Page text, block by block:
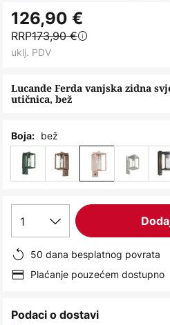
to
the
beginning
the
images
Lucande Ferda vanjska zidna
utičnica, bež
126,90 €
RRP173,90 €
uklj. PDV
Boja: bež
1
50 dana besplatnog povrata
Plaćanje pouzećem dostupno
Podaci o dostavi